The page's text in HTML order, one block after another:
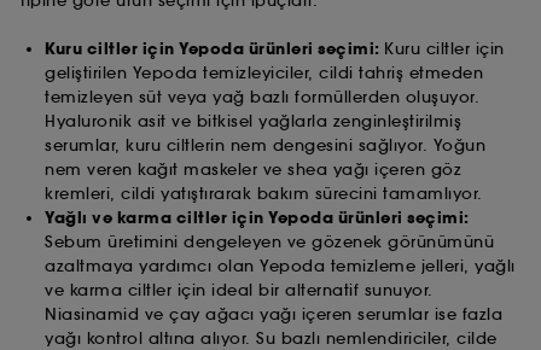
Kuru ciltler için Yepoda ürünleri seçimi: Kuru ciltler için
geliştirilen Yepoda temizleyiciler, cildi tahriş etmeden
temizleyen süt veya yağ bazlı formüllerden oluşuyor.
Hyaluronik asit ve bitkisel yağlarla zenginleştirilmiş
serumlar, kuru ciltlerin nem dengesini sağlıyor. Yoğun
nem veren kağıt maskeler ve shea yağı içeren göz
kremleri, cildi yatıştırarak bakım sürecini tamamlıyor.
Yağlı ve karma ciltler için Yepoda ürünleri seçimi:
Sebum üretimini dengeleyen ve gözenek görünümünü
azaltmaya yardımcı olan Yepoda temizleme jelleri, yağlı
ve karma ciltler için ideal bir alternatif sunuyor.
Niasinamid ve çay ağacı yağı içeren serumlar ise fazla
yağı kontrol altına alıyor. Su bazlı nemlendiriciler, cilde